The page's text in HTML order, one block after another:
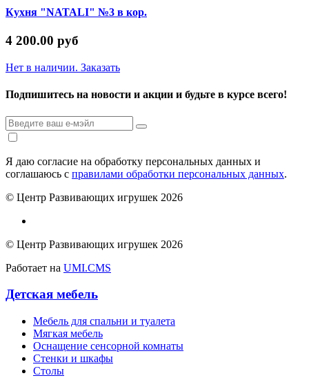
Кухня "NATALI" №3 в кор.
4 200.00 руб
Нет в наличии. Заказать
Подпишитесь на новости и акции и будьте в курсе всего!
Я даю согласие на обработку персональных данных и
соглашаюсь с правилами обработки персональных данных.
© Центр Развивающих игрушек 2026
© Центр Развивающих игрушек 2026
Работает на UMI.CMS
Детская мебель
Мебель для спальни и туалета
Мягкая мебель
Оснащение сенсорной комнаты
Стенки и шкафы
Столы